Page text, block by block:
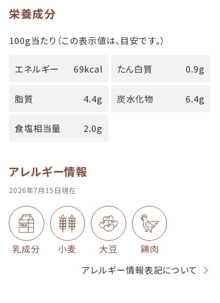
栄養成分
100g当たり（この表示値は、目安です。）
エネルギー 69kcal たん白質 0.9g
脂質 4.4g 炭水化物 6.4g
食塩相当量 2.0g
アレルギー情報
2026年7月15日現在
乳成分 小麦 大豆
鶏肉
アレルギー情報表記について